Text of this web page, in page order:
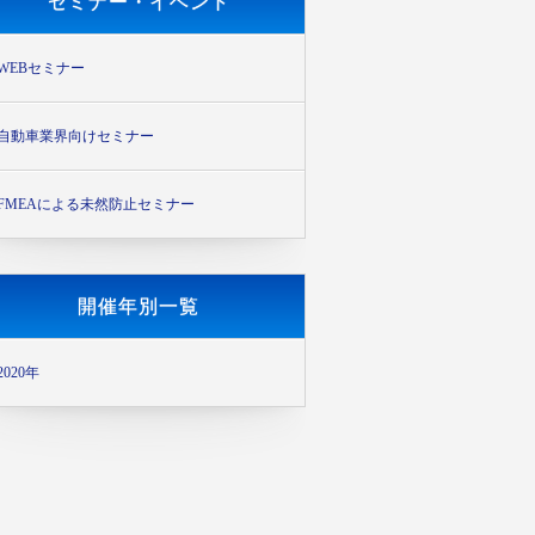
セミナー
動車業界向けセミナー
による未然防止セミナー
開催年別一覧
年